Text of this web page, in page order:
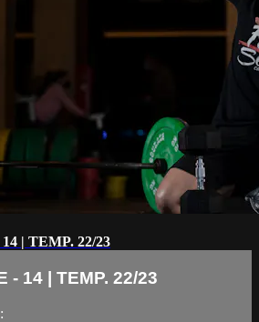
| TEMP. 22/23
- 14 | TEMP. 22/23